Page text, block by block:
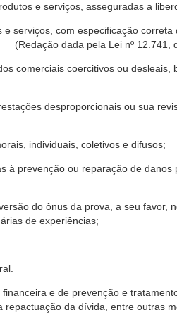
e serviços, asseguradas a
serviços, com especificação
dada pela Lei nº 12.741,
comerciais coercitivos ou
desproporcionais ou sua
individuais, coletivos e difusos;
à prevenção ou reparação de
do ônus da prova, a seu favor,
de experiências;
e de prevenção e
repactuação da dívida, entre